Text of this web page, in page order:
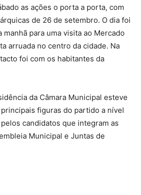
as ações o porta a porta, com
de 26 de setembro. O dia foi
para uma visita ao Mercado
arruada no centro da cidade. Na
foi com os habitantes da
da Câmara Municipal esteve
figuras do partido a nível
candidatos que integram as
Municipal e Juntas de